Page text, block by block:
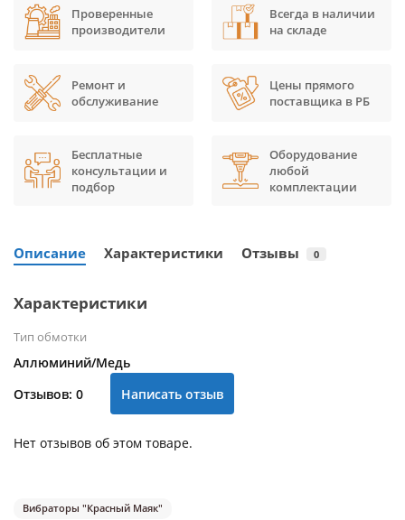
Проверенные
производители
Всегда в наличии
на складе
Ремонт и
обслуживание
Цены прямого
поставщика в РБ
Бесплатные
консультации и
подбор
Оборудование
любой
комплектации
Описание Характеристики Отзывы 0
Характеристики
Тип обмотки
Аллюминий/Медь
Отзывов: 0
Написать отзыв
Нет отзывов об этом товаре.
Вибраторы "Красный Маяк"